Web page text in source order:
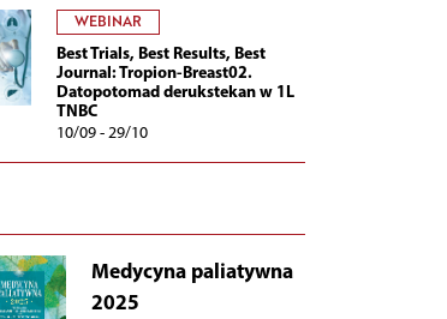
WEBINAR
Best Trials, Best Results, Best
Journal: Tropion-Breast02.
Datopotomad derukstekan w 1L
TNBC
10/09 - 29/10
Medycyna paliatywna
2025